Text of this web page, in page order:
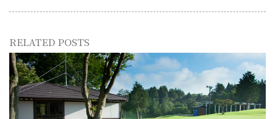
RELATED POSTS